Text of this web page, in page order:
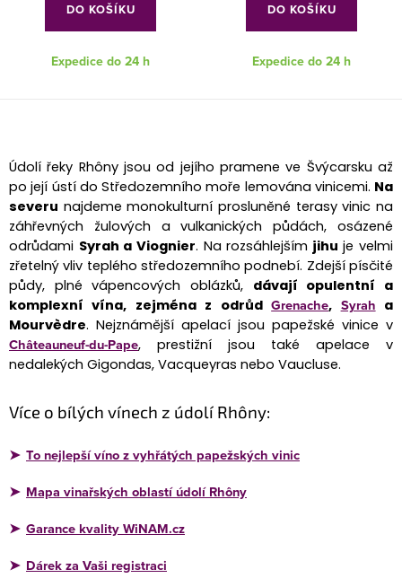
DO KOŠÍKU
Expedice do 24 h
DO KOŠÍKU
Expedice do 24 h
v
l
á
d
a
c
í
p
r
v
y
ý
p
s
u
Údolí řeky Rhôny jsou od jejího pramene ve Švýcarsku až
po její ústí do Středozemního moře lemována vinicemi. Na
severu najdeme monokulturní prosluněné terasy vinic na
záhřevných žulových a vulkanických půdách, osázené
odrůdami Syrah a Viognier. Na rozsáhlejším jihu je velmi
zřetelný vliv teplého středozemního podnebí. Zdejší písčité
půdy, plné vápencových oblázků, dávají opulentní a
komplexní vína, zejména z odrůdGrenache, Syrah a
Mourvèdre. Nejznámější apelací jsou papežské vinice v
Châteauneuf-du-Pape, prestižní jsou také apelace v
nedalekých Gigondas, Vacqueyras nebo Vaucluse.
Více o bílých vínech z údolí Rhôny:
➤ To nejlepší víno z vyhřátých papežských vinic
➤ Mapa vinařských oblastí údolí Rhôny
➤ Garance kvality WiNAM.cz
➤ Dárek za Vaši registraci